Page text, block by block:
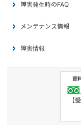
障害発生時のFAQ
メンテナンス情報
障害情報